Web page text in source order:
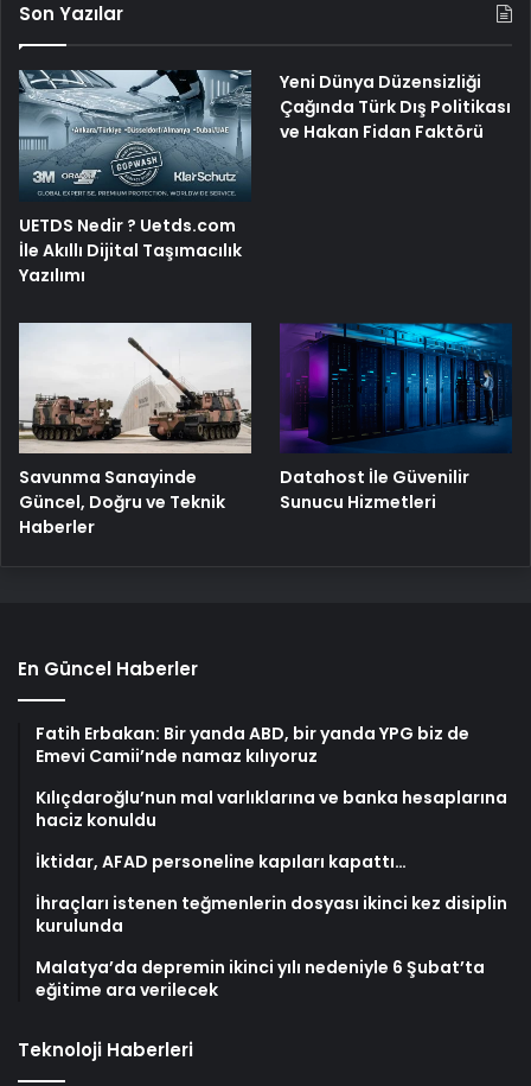
Son Yazılar
UETDS Nedir ? Uetds.com
İle Akıllı Dijital Taşımacılık
Yazılımı
Yeni Dünya Düzensizliği
Çağında Türk Dış Politikası
ve Hakan Fidan Faktörü
Savunma Sanayinde
Güncel, Doğru ve Teknik
Haberler
Datahost İle Güvenilir
Sunucu Hizmetleri
En Güncel Haberler
Fatih Erbakan: Bir yanda ABD, bir yanda YPG biz de
Emevi Camii’nde namaz kılıyoruz
Kılıçdaroğlu’nun mal varlıklarına ve banka hesaplarına
haciz konuldu
İktidar, AFAD personeline kapıları kapattı…
İhraçları istenen teğmenlerin dosyası ikinci kez disiplin
kurulunda
Malatya’da depremin ikinci yılı nedeniyle 6 Şubat’ta
eğitime ara verilecek
Teknoloji Haberleri